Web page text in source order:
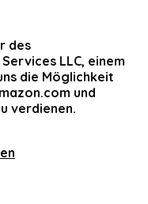
des
LLC, einem
die Möglichkeit
und
verdienen.